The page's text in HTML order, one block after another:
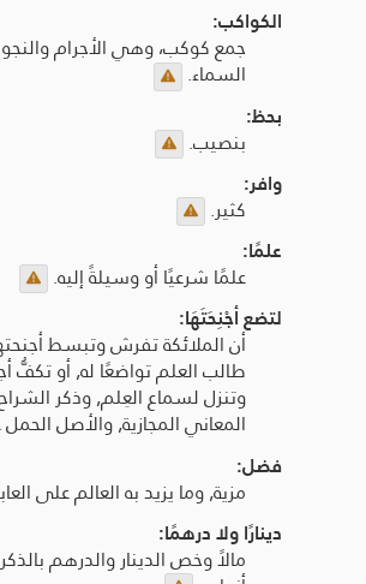
الكواكب:
جمع كوكب، وهي الأجرام
السماء.
بحظ:
بنصيب.
وافر:
كثير.
علمًا:
علمًا شرعيًا أو وسيلةً إليه.
لتضع أجْنِحَتَهَا:
أن الملائكة تفرش وتبسط
طالب العلم تواضعًا له, أو تكفُّ
وتنزل لسماع العِلم, وذكر
المعاني المجازية, والأصل
فضل:
مزية, وما يزيد به العالم على
دينارًا ولا درهمًا:
مالاً وخص الدينار والدرهم